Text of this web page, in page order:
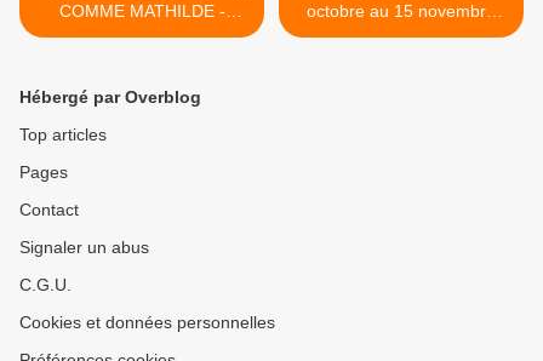
COMME MATHILDE -
Vendredi 7 Novembre 2014
octobre au 15 novembre
2014 ... >
Hébergé par Overblog
Top articles
Pages
Contact
Signaler un abus
C.G.U.
Cookies et données personnelles